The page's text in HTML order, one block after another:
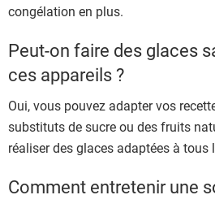
congélation en plus.
Peut-on faire des glaces
ces appareils ?
Oui, vous pouvez adapter vos
substituts de sucre ou des fruits
réaliser des glaces adaptées à tous
Comment entretenir une